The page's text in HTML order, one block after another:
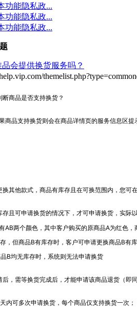
功能隐私政...
功能隐私政...
功能隐私政...
品会提供换货服务吗？
断商品是否支持换货？
商品支持换货则会在商品详情页的服务信息区提
换其他款式，商品有库存且在可换范围内，您
存且可申请换货的情况下，才可申请换货，实际
AB两个颜色，其中客户购买的原商品A为红色，
存，但商品B有库存时，客户可申请更换商品B有
品B均无库存时，系统则无法申请换货
后，需等换货完成后，才能申请该商品退货（即
天内可多次申请换货，每个商品仅支持换货一次；